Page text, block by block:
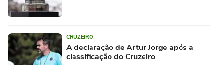
CRUZEIRO
A declaração de Artur Jorge após a
classificação do Cruzeiro